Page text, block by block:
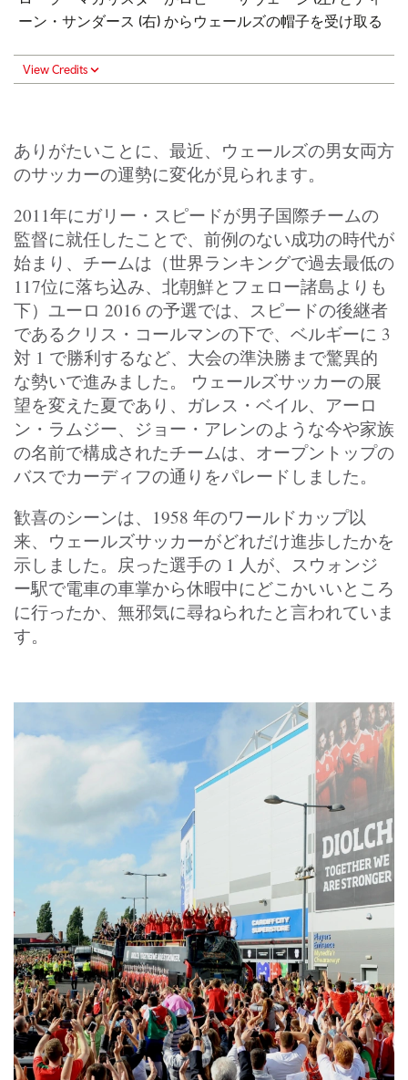
ーン・サンダース (右) からウェールズの帽子を受け取る
View Credits
ありがたいことに、最近、ウェールズの男女両方
のサッカーの運勢に変化が見られます。
2011年にガリー・スピードが男子国際チームの
監督に就任したことで、前例のない成功の時代が
始まり、チームは（世界ランキングで過去最低の
117位に落ち込み、北朝鮮とフェロー諸島よりも
下）ユーロ 2016 の予選では、スピードの後継者
であるクリス・コールマンの下で、ベルギーに 3
対 1 で勝利するなど、大会の準決勝まで驚異的
な勢いで進みました。 ウェールズサッカーの展
望を変えた夏であり、ガレス・ベイル、アーロ
ン・ラムジー、ジョー・アレンのような今や家族
の名前で構成されたチームは、オープントップの
バスでカーディフの通りをパレードしました。
歓喜のシーンは、1958 年のワールドカップ以
来、ウェールズサッカーがどれだけ進歩したかを
示しました。戻った選手の 1 人が、スウォンジ
ー駅で電車の車掌から休暇中にどこかいいところ
に行ったか、無邪気に尋ねられたと言われていま
す。